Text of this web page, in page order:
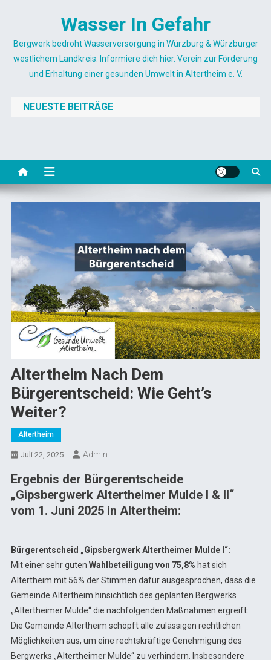
Wasser In Gefahr
Bergwerk bedroht Wasserversorgung in Würzburg & Würzburger
westlichem Landkreis. Informiere dich hier. Verein zur Förderung
und Erhaltung einer gesunden Umwelt in Altertheim e. V.
NEUESTE BEITRÄGE
Altertheim Nach Dem
Bürgerentscheid: Wie Geht’s
Weiter?
Altertheim
Juli 22, 2025 Admin
Ergebnis der Bürgerentscheide
„Gipsbergwerk Altertheimer Mulde I & II“
vom 1. Juni 2025 in Altertheim:
Bürgerentscheid „Gipsbergwerk Altertheimer Mulde I“:
Mit einer sehr guten Wahlbeteiligung von 75,8% hat sich
Altertheim mit 56% der Stimmen dafür ausgesprochen, dass die
Gemeinde Altertheim hinsichtlich des geplanten Bergwerks
„Altertheimer Mulde“ die nachfolgenden Maßnahmen ergreift:
Die Gemeinde Altertheim schöpft alle zulässigen rechtlichen
Möglichkeiten aus, um eine rechtskräftige Genehmigung des
Bergwerks „Altertheimer Mulde“ zu verhindern. Insbesondere